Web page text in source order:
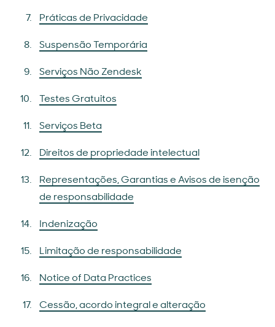
Práticas de Privacidade
Suspensão Temporária
Serviços Não Zendesk
Testes Gratuitos
Serviços Beta
Direitos de propriedade intelectual
Representações, Garantias e Avisos de isenção
de responsabilidade
Indenização
Limitação de responsabilidade
Notice of Data Practices
Cessão, acordo integral e alteração